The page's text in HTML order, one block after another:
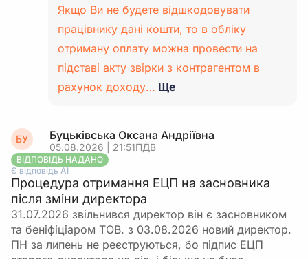
Якщо Ви не будете відшкодовувати
працівнику дані кошти, то в обліку
отриману оплату можна провести на
підставі акту звірки з контрагентом в
рахунок доходу… Ще
БУ Буцьківська Оксана Андріївна
05.08.2026 | 21:51ПДВ
ВІДПОВІДЬ НАДАНО
Є відповідь АІ
Процедура отримання ЕЦП на засновника
після зміни директора
31.07.2026 звільнився директор він є засновником
та беніфіціаром ТОВ. з 03.08.2026 новий директор.
ПН за липень не реєструються, бо підпис ЕЦП